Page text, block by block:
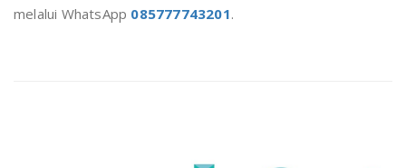
melalui WhatsApp 085777743201.